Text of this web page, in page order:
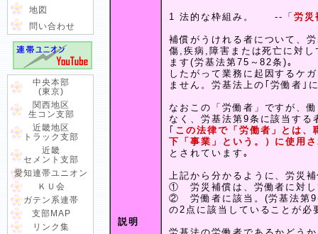
地図
問い合わせ
中央本部
(東京)
関西地区
生コン支部
近畿地区
トラック支部
近畿
セメント支部
愛知連帯ユニオン
ＫＵ会
ガテン系連帯
支部MAP
リンク集
説明
1 法的な枠組み。 --「労災
補償がうけれる者について、
傷,疾病,障害または死亡に対
ます(労基法第75～82条)｡
したがって業務に起因するケ
ません。労基法上の｢労働者｣
なおこの「労働者」ですが、
なく、労基法第9条に該当す
｢ この法律で「労働者」とは
下「事業」という。）に使用
とされています｡
上記から分かるように、労災
① 労災補償は、労働者に対し
② 労働者に該当。(労基法第
の2点に該当していることが必